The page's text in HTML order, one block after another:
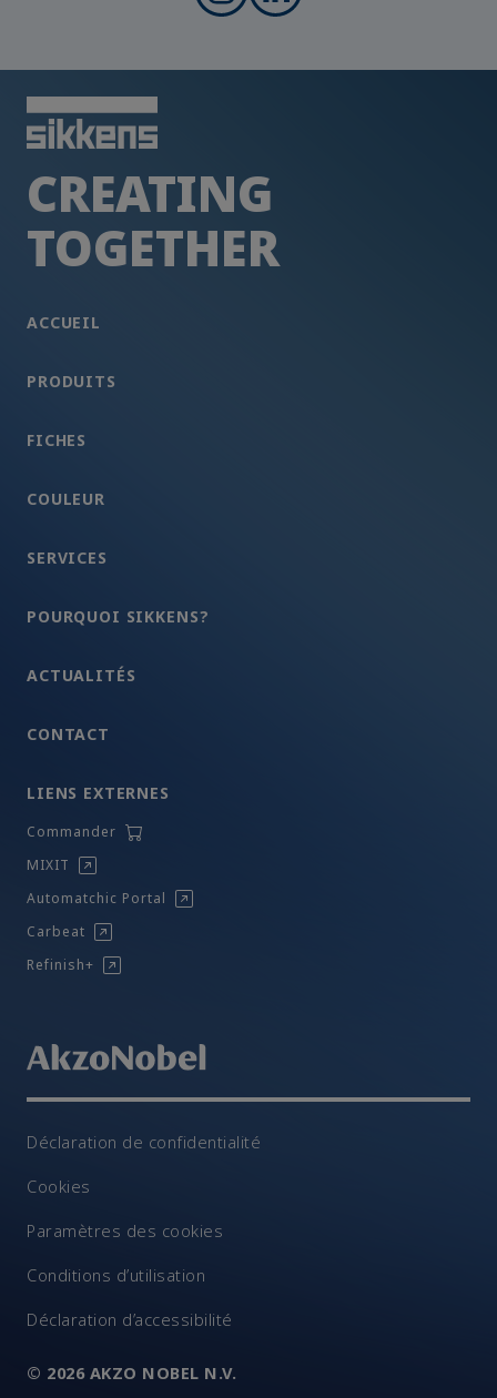
CREATING
TOGETHER
ACCUEIL
PRODUITS
FICHES
COULEUR
SERVICES
POURQUOI SIKKENS?
ACTUALITÉS
CONTACT
LIENS EXTERNES
Commander
MIXIT
Automatchic Portal
Carbeat
Refinish+
Déclaration de confidentialité
Cookies
Paramètres des cookies
Conditions d’utilisation
Déclaration d’accessibilité
© 2026 AKZO NOBEL N.V.